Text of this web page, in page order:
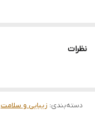
نظرات
دسته‌بندی: زیبایی و سلامت